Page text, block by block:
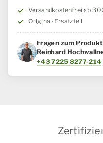
Menge
Versandkostenfrei ab
Original-Ersatzteil
Fragen zum
Reinhard
+43 7225 8277-214·